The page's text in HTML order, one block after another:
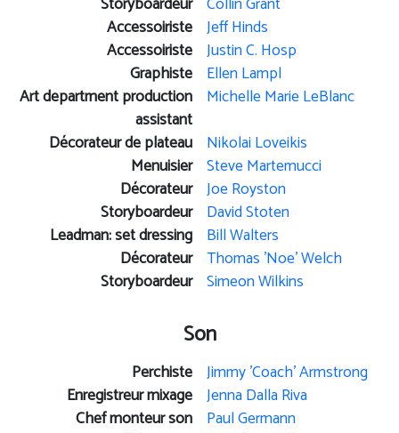
Accessoiriste Jeff Hinds
Accessoiriste Justin C. Hosp
Graphiste Ellen Lampl
Art department production
assistant
Michelle Marie LeBlanc
Décorateur de plateau Nikolai Loveikis
Menuisier Steve Martemucci
Décorateur Joe Royston
Storyboardeur David Stoten
Leadman: set dressing Bill Walters
Décorateur Thomas 'Noe' Welch
Storyboardeur Simeon Wilkins
Son
Perchiste Jimmy 'Coach' Armstrong
Enregistreur mixage Jenna Dalla Riva
Chef monteur son Paul Germann